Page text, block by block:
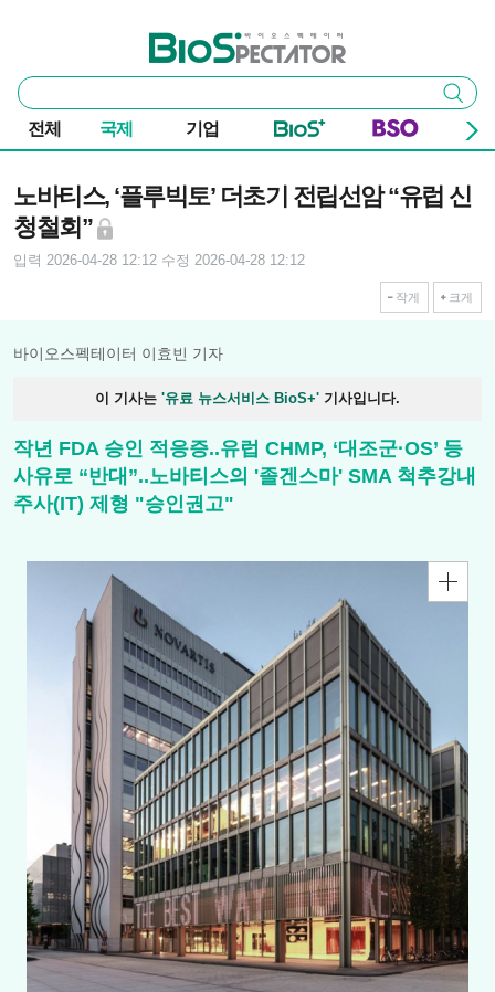
바이오스펙테이터
통
합
검
색
검색
전체 국제 기업
노바티스, ‘플루빅토’ 더초기 전립선암 “유럽 신
청철회”
입력 2026-04-28 12:12 수정 2026-04-28 12:12
작게 크게
바이오스펙테이터 이효빈 기자
이 기사는 '유료 뉴스서비스 BioS+' 기사입니다.
작년 FDA 승인 적응증..유럽 CHMP, ‘대조군·OS’ 등
사유로 “반대”..노바티스의 '졸겐스마' SMA 척추강내
주사(IT) 제형 "승인권고"